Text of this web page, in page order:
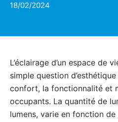
18/02/2024
L’éclairage d’un espace de
simple question
confort, la fonctionnalité et
occupants. La quantité de
lumens, varie en fonction de